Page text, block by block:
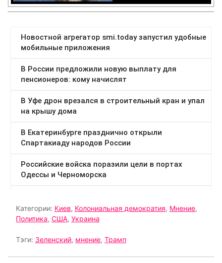
Категории: Киев, Колониальная демократия, Мнение,
Политика, США, Украина
Тэги: Зеленский, мнение, Трамп